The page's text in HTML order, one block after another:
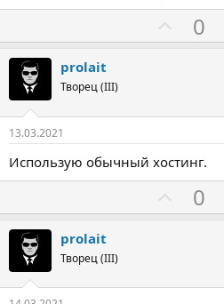
а
0
prolait
Творец (III)
13.03.2021
Использую обычный хостинг.
а
0
prolait
Творец (III)